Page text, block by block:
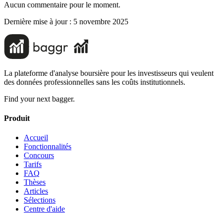
Aucun commentaire pour le moment.
Dernière mise à jour : 5 novembre 2025
La plateforme d'analyse boursière pour les investisseurs qui veulent
des données professionnelles sans les coûts institutionnels.
Find your next bagger.
Produit
Accueil
Fonctionnalités
Concours
Tarifs
FAQ
Thèses
Articles
Sélections
Centre d'aide